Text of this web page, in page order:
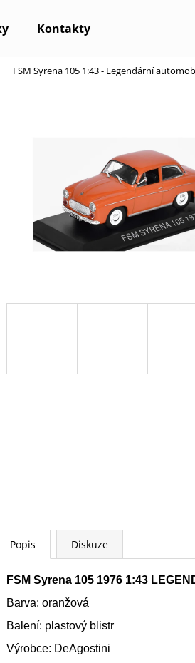
Kontakty
FSM Syrena 105 1:43 - Legendární
Popis Diskuze
FSM Syrena 105 1976 1:43
Barva: oranžová
Balení: plastový blistr
Výrobce: DeAgostini
Co potřebujete najít?
Doporučujeme
269 Kč